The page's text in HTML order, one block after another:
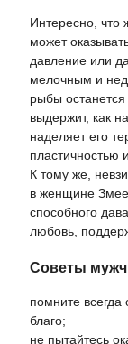
Интересно,
может
давление или
мелочным и
рыбы
выдержит, как
наделяет его
пластичностью
К тому же,
в женщине
способного
любовь,
Советы
помните всегда
благо;
не пытайтесь